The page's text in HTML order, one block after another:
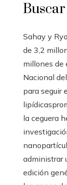
Sahay y
de 3,2
millones de
Nacional
para seguir
la ceguera
administrar
edición